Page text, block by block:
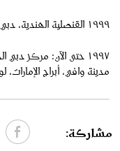
١٩٩٩ القنصلية الهندية، دبي، الإمارات العربية المتحدة
١٩٩٧ حتى الآن: مركز
مدينة وافي، أبراج
مشاركة: